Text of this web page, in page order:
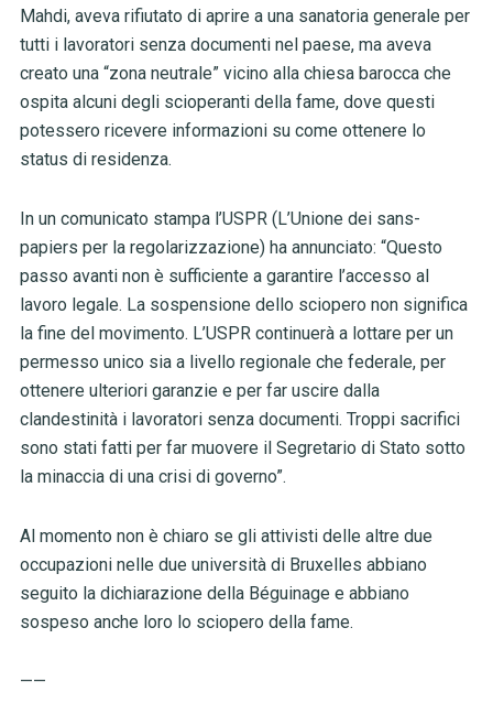
Mahdi, aveva rifiutato di aprire a una sanatoria generale per
tutti i lavoratori senza documenti nel paese, ma aveva
creato una “zona neutrale” vicino alla chiesa barocca che
ospita alcuni degli scioperanti della fame, dove questi
potessero ricevere informazioni su come ottenere lo
status di residenza.
In un comunicato stampa l’USPR (L’Unione dei sans-
papiers per la regolarizzazione) ha annunciato: “Questo
passo avanti non è sufficiente a garantire l’accesso al
lavoro legale. La sospensione dello sciopero non significa
la fine del movimento. L’USPR continuerà a lottare per un
permesso unico sia a livello regionale che federale, per
ottenere ulteriori garanzie e per far uscire dalla
clandestinità i lavoratori senza documenti. Troppi sacrifici
sono stati fatti per far muovere il Segretario di Stato sotto
la minaccia di una crisi di governo”.
Al momento non è chiaro se gli attivisti delle altre due
occupazioni nelle due università di Bruxelles abbiano
seguito la dichiarazione della Béguinage e abbiano
sospeso anche loro lo sciopero della fame.
——